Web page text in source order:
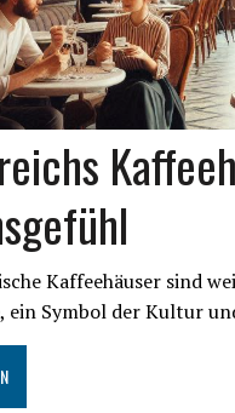
Kaffeehäuser sind
ein Symbol der Kultur